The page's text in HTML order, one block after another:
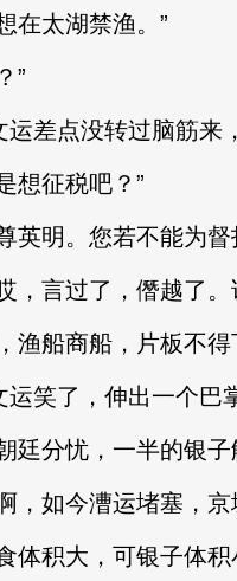
太湖禁渔。”
”
点没转过脑筋来，
征税吧？”
明。您若不能为督
言过了，僭越了。
船商船，片板不得
了，伸出一个巴掌
分忧，一半的银子
如今漕运堵塞，京
积大，可银子体积